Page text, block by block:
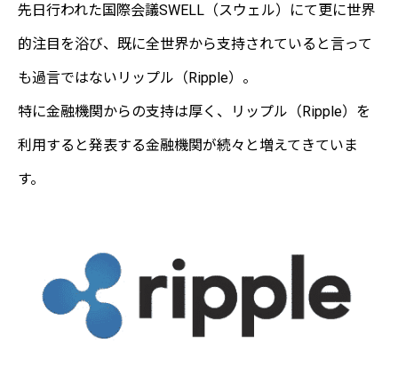
先日行われた国際会議SWELL（スウェル）にて更に世界
的注目を浴び、既に全世界から支持されていると言って
も過言ではないリップル（Ripple）。
特に金融機関からの支持は厚く、リップル（Ripple）を
利用すると発表する金融機関が続々と増えてきていま
す。